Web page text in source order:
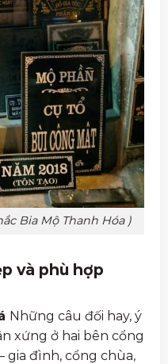
Bia Mộ Thanh Hóa )
và phù hợp
Những câu đối hay, ý
xứng ở hai bên cổng
gia đình, cổng chùa,